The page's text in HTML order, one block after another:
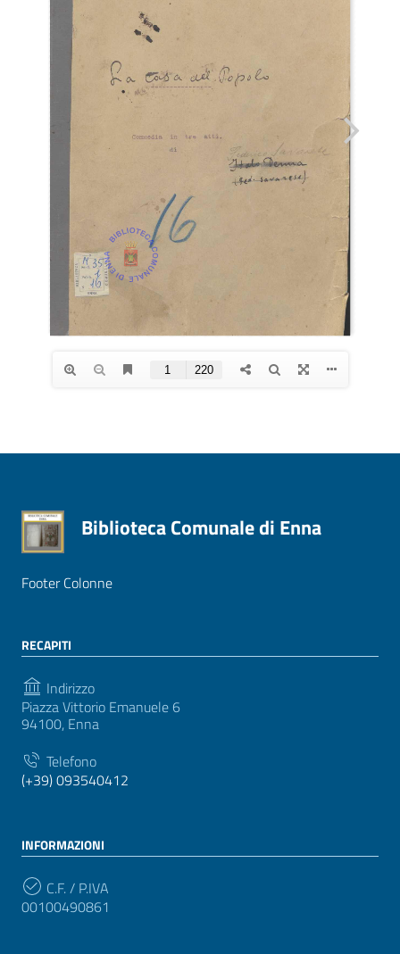
Biblioteca Comunale di Enna
Footer Colonne
RECAPITI
Indirizzo
Piazza Vittorio Emanuele 6
94100, Enna
Telefono
(+39) 093540412
INFORMAZIONI
C.F. / P.IVA
00100490861